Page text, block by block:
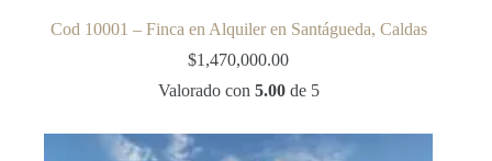
Cod 10001 – Finca en Alquiler en Santágueda, Caldas
$1,470,000.00
Valorado con 5.00de 5